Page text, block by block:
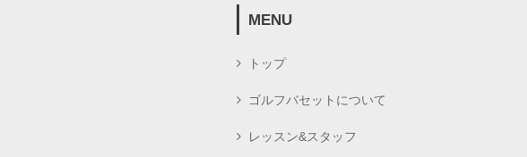
MENU
トップ
ゴルフバセットについて
レッスン&スタッフ